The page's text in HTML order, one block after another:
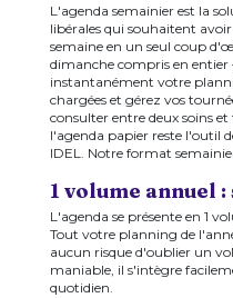
L'agenda semainier est la
libérales qui souhaitent
semaine en un seul coup
dimanche compris en entier
instantanément votre
chargées et gérez vos
consulter entre deux soins
l'agenda papier reste l'outil
IDEL. Notre format
1 volume annuel
L'agenda se présente en 1
Tout votre planning de
aucun risque d'oublier un
maniable, il s'intègre
quotidien.